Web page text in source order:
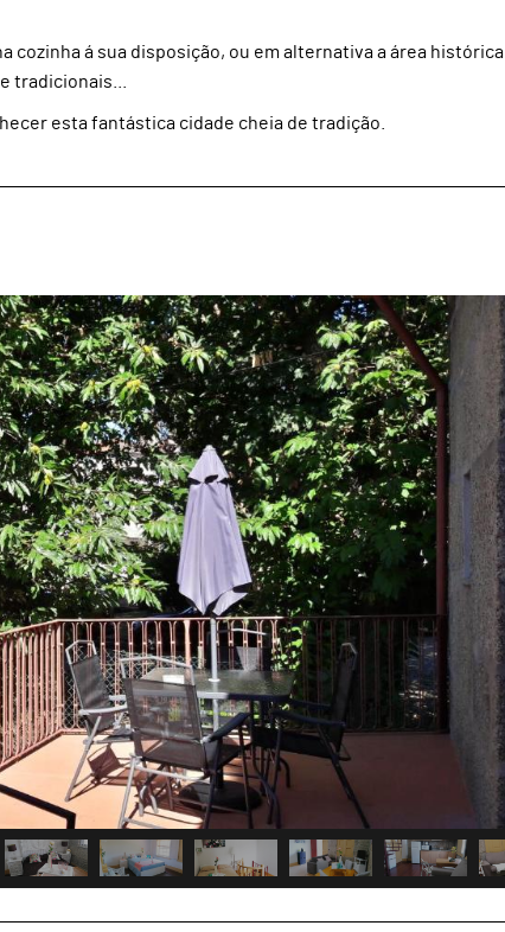
cozinha á sua disposição, ou em alternativa a área histórica
tradicionais...
esta fantástica cidade cheia de tradição.